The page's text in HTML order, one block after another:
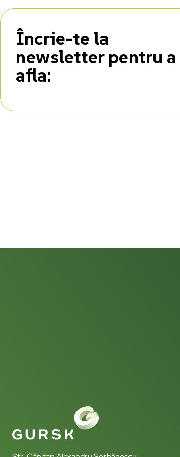
Încrie-te la
newsletter pentru a
afla: